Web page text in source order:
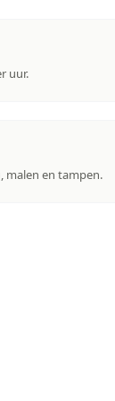
uur.
en tampen.